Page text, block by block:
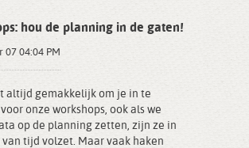
hou de planning in de gaten!
07 04:04 PM
altijd gemakkelijk om je in te
onze workshops, ook als we
op de planning zetten, zijn ze in
van tijd volzet. Maar vaak haken